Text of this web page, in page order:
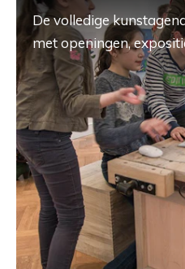
De volledige
met openingen,